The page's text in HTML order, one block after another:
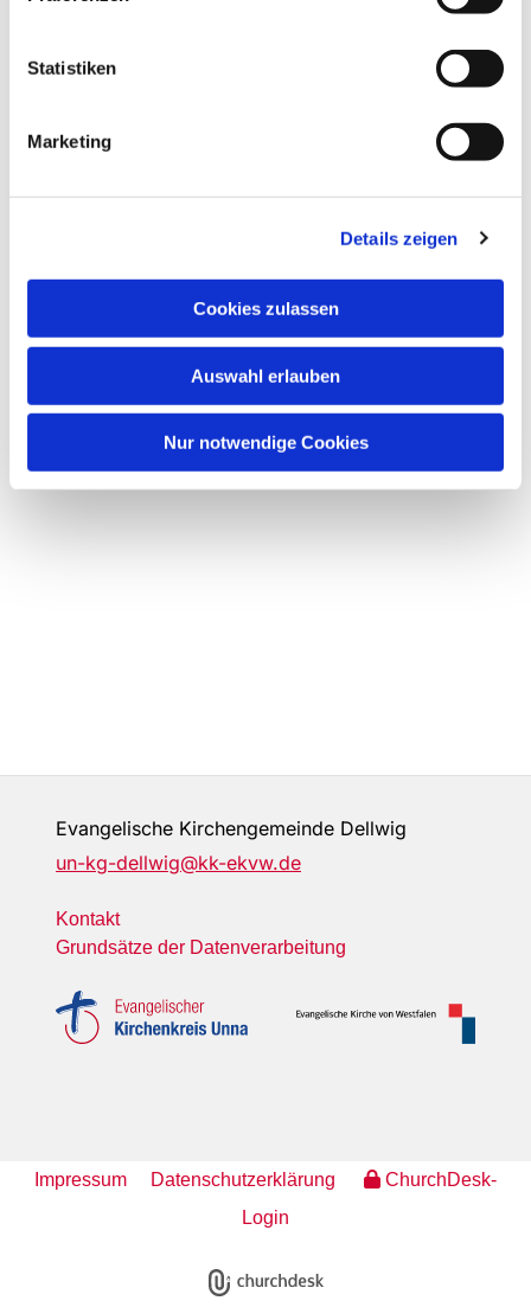
Statistiken
Marketing
Details zeigen
Cookies zulassen
Auswahl erlauben
Nur notwendige Cookies
Dies könnte Sie auch
Evangelische Kirchengemeinde Dellwig
un-kg-dellwig@kk-ekvw.de
Kontakt
Grundsätze der Datenverarbeitung
Impressum Datenschutzerklärung
ChurchDesk-
Login